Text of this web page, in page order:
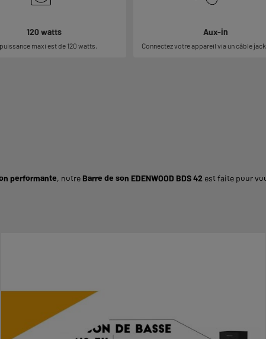
120 watts
maxi est de 120 watts.
Aux-in
Connectez votre appareil via un câble
performante, notre Barre de son EDENWOOD BDS 42 est faite pour